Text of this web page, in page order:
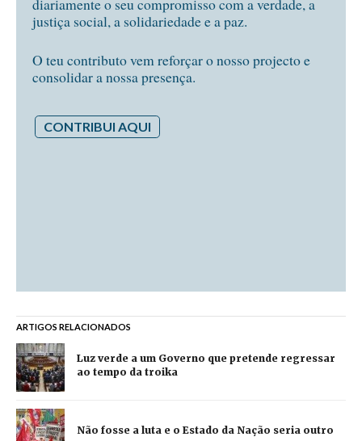
diariamente o seu compromisso com a verdade, a
justiça social, a solidariedade e a paz.
O teu contributo vem reforçar o nosso projecto e
consolidar a nossa presença.
CONTRIBUI AQUI
ARTIGOS RELACIONADOS
Luz verde a um Governo que pretende regressar
ao tempo da troika
Não fosse a luta e o Estado da Nação seria outro